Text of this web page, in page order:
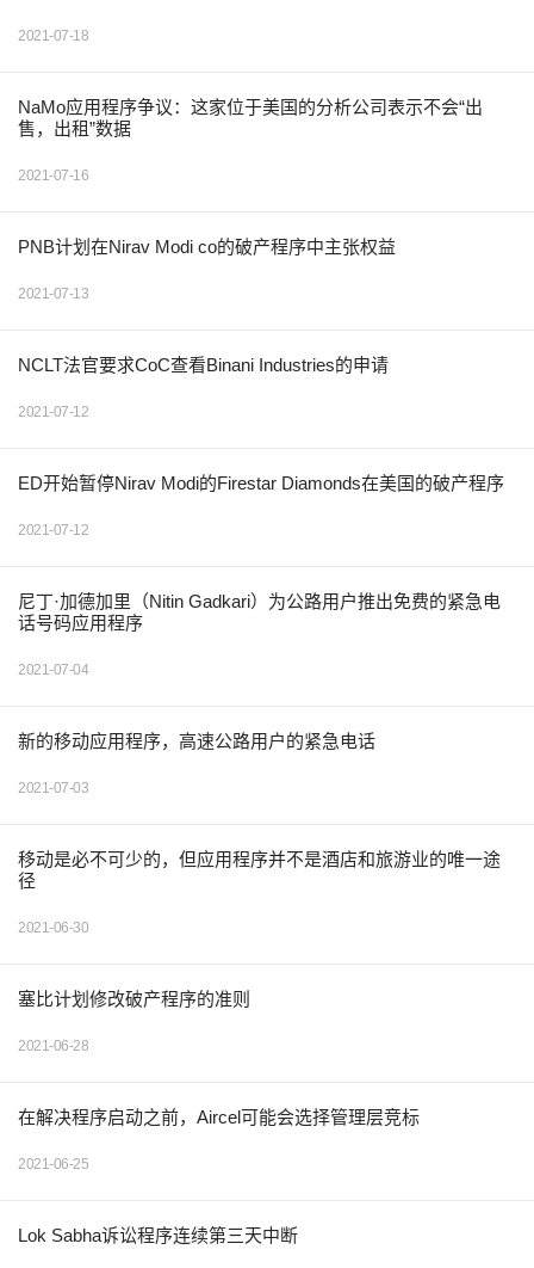
2021-07-18
NaMo应用程序争议：这家位于美国的分析公司表示不会“出
售，出租”数据
2021-07-16
PNB计划在Nirav Modi co的破产程序中主张权益
2021-07-13
NCLT法官要求CoC查看Binani Industries的申请
2021-07-12
ED开始暂停Nirav Modi的Firestar Diamonds在美国的破产程序
2021-07-12
尼丁·加德加里（Nitin Gadkari）为公路用户推出免费的紧急电
话号码应用程序
2021-07-04
新的移动应用程序，高速公路用户的紧急电话
2021-07-03
移动是必不可少的，但应用程序并不是酒店和旅游业的唯一途
径
2021-06-30
塞比计划修改破产程序的准则
2021-06-28
在解决程序启动之前，Aircel可能会选择管理层竞标
2021-06-25
Lok Sabha诉讼程序连续第三天中断